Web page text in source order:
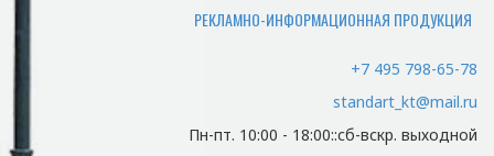
доставка в регионы?
Да, есть. Доставка в регионы
РЕКЛАМНО-ИНФОРМАЦИОННАЯ ПРОДУКЦИЯ
+7 495 798-65-78
standart_kt@mail.ru
Пн-пт. 10:00 - 18:00::сб-вскр. выходной